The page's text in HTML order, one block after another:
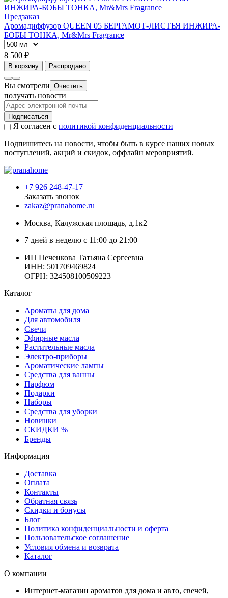
Предзаказ
Аромадиффузор QUEEN 05 БЕРГАМОТ-ЛИСТЬЯ ИНЖИРА-
БОБЫ ТОНКА, Mr&Mrs Fragrance
8 500 ₽
В корзину Распродано
Вы смотрели Очистить
получать новости
Подписаться
Я согласен с политикой конфиденциальности
Подпишитесь на новости, чтобы быть в курсе наших новых
поступлений, акций и скидок, оффлайн мероприятий.
+7 926 248-47-17
Заказать звонок
zakaz@pranahome.ru
Москва, Калужская площадь, д.1к2
7 дней в неделю с 11:00 до 21:00
ИП Печенкова Татьяна Сергеевна
ИНН: 501709469824
ОГРН: 324508100509223
Каталог
Ароматы для дома
Для автомобиля
Свечи
Эфирные масла
Растительные масла
Электро-приборы
Ароматические лампы
Средства для ванны
Парфюм
Подарки
Наборы
Средства для уборки
Новинки
СКИДКИ %
Бренды
Информация
Доставка
Оплата
Контакты
Обратная связь
Скидки и бонусы
Блог
Политика конфиденциальности и оферта
Пользовательское соглашение
Условия обмена и возврата
Каталог
О компании
Интернет-магазин ароматов для дома и авто, свечей,